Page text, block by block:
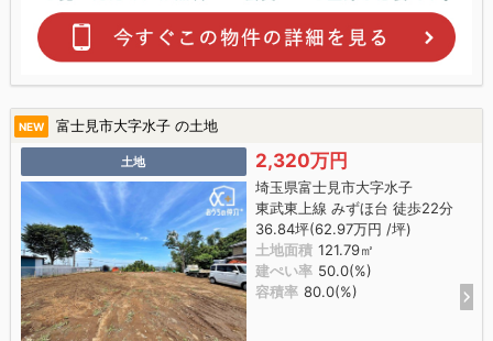
NEW 富士見市大字水子 の土地
土地 2,320万円
埼玉県富士見市大字水子
東武東上線 みずほ台 徒歩22分
36.84坪(62.97万円 /坪)
土地面積 121.79㎡
建ぺい率 50.0(%)
容積率 80.0(%)